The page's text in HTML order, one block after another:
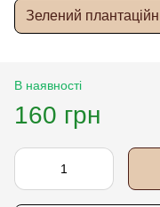
Зелений
В наявності
160 грн